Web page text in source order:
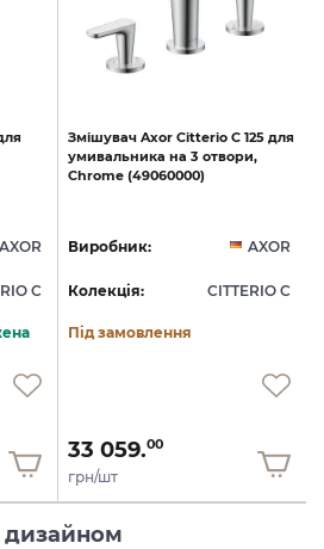
AXOR
C
Змішувач Axor Citterio C 125 для
умивальника на 3 отвори,
Chrome (49060000)
Виробник: AXOR
Колекція: CITTERIO C
Під замовлення
33 059.00
грн/шт
дизайном